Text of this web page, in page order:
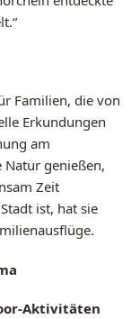
Familien, die von
Erkundungen
am
Natur genießen,
Zeit
ist, hat sie
Aktivitäten